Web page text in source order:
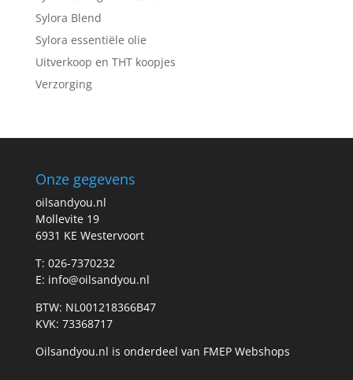
Sylora Blend
Sylora essentiële olie
Uitverkoop en THT koopjes
Verzorging
Onze gegevens
oilsandyou.nl
Mollevite 19
6931 KE Westervoort
T: 026-7370232
E: info@oilsandyou.nl
BTW: NL001218366B47
KVK: 73368717
Oilsandyou.nl is onderdeel van FMEP Webshops